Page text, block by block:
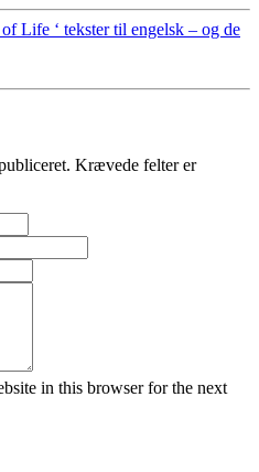
Life ‘ tekster til engelsk – og de
Krævede felter er
in this browser for the next